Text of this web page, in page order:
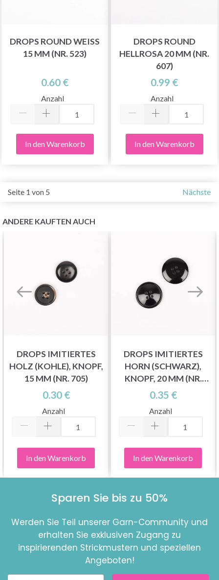
DROPS ROUND WEISS 1
5 MM (NR. 523)
0.60 €
Anzahl
In den Warenkorb
DROPS ROUND
HELLROSA 20 MM (NR.
607)
0.99 €
Anzahl
In den Warenkorb
Seite 1 von 5 Nächste
ANDERE KAUFTEN AUCH
DROPS IMITIERTES
HOLZ (KOHLE), KNOPF,
15 MM (NR. 705)
0.30 €
Anzahl
In den Warenkorb
DROPS IMITIERTES
HORN (SCHWARZ),
KNOPF, 20 MM (NR.
717)
0.35 €
Anzahl
In den Warenkorb
Sparen Sie bis zu 50%
Werden Sie Teil unserer Garn-Community und
erhalten Sie exklusiven Zugang zu
inspirierenden Strickmustern und speziellen
Angeboten!